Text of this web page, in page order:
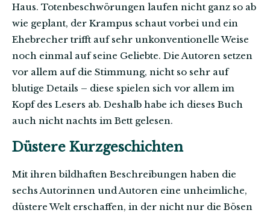
Haus. Totenbeschwörungen laufen nicht ganz so ab
wie geplant, der Krampus schaut vorbei und ein
Ehebrecher trifft auf sehr unkonventionelle Weise
noch einmal auf seine Geliebte. Die Autoren setzen
vor allem auf die Stimmung, nicht so sehr auf
blutige Details – diese spielen sich vor allem im
Kopf des Lesers ab. Deshalb habe ich dieses Buch
auch nicht nachts im Bett gelesen.
Düstere Kurzgeschichten
Mit ihren bildhaften Beschreibungen haben die
sechs Autorinnen und Autoren eine unheimliche,
düstere Welt erschaffen, in der nicht nur die Bösen